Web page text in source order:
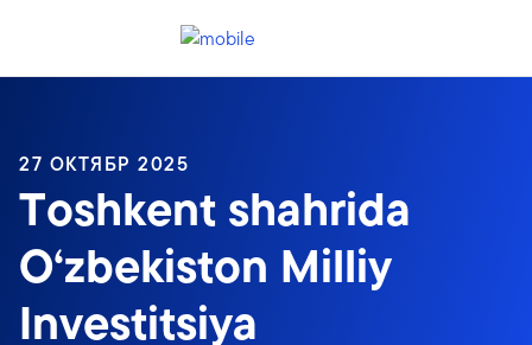
Header menu toggle
27 ОКТЯБР 2025
Toshkent shahrida
O‘zbekiston Milliy
Investitsiya